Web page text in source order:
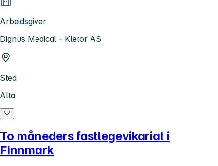
Arbeidsgiver
Dignus Medical - Kletor AS
Sted
Alta
To måneders fastlegevikariat i
Finnmark